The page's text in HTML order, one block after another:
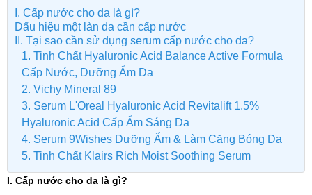
I. Cấp nước cho da là gì?
Dấu hiệu một làn da cần cấp nước
II. Tại sao cần sử dụng serum cấp nước cho da?
1. Tinh Chất Hyaluronic Acid Balance Active Formula
Cấp Nước, Dưỡng Ẩm Da
2. Vichy Mineral 89
3. Serum L'Oreal Hyaluronic Acid Revitalift 1.5%
Hyaluronic Acid Cấp Ẩm Sáng Da
4. Serum 9Wishes Dưỡng Ẩm & Làm Căng Bóng Da
5. Tinh Chất Klairs Rich Moist Soothing Serum
I. Cấp nước cho da là gì?